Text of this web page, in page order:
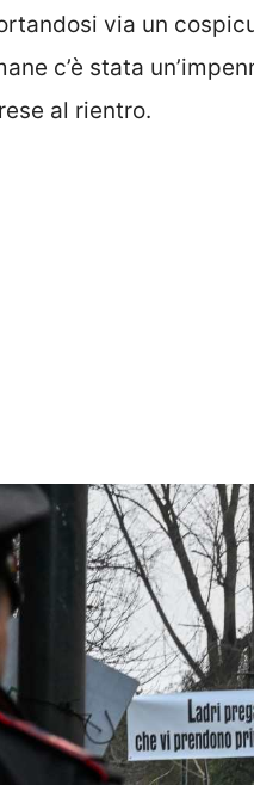
via un
c’è stata
al rientro.